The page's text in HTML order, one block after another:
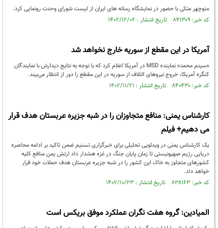
منوچهر متکی با حضور در نمایشگاه رسانه های ایران از لیست شورای وحدت رونمایی کرد.
کد خبر: ۸۴۱۳۰۹ تاریخ انتشار : ۱۴۰۲/۱۲/۰۲
آمریکا در این مقطع از سوریه خارج نخواهد شد
«سینم محمد» نماینده MSD در آمریکا اعلام کرد که با توجه به نتایج دیدارش با نمایندگان
کنگره آمریکا، خروج نیروهای ائتلاف از سوریه در این مقطع را دور از انتظار می‌بیند.
کد خبر: ۸۴۰۴۳۰ تاریخ انتشار : ۱۴۰۲/۱۱/۲۱
کارشناس یمنی: منافع متجاوزان را در شبه جزیره عربستان هدف قرار
می دهیم+ فیلم
یک کارشناس یمنی در ویدئویی تحلیلی برای خبرگزاری تسنیم ضمن تاکید بر ادامه محاصره
دریایی رژیم صهیونیستی تا زمان پایان جنگ در غزه هشدار داد ارتش یمن منافع کلیه
کشورهای متجاوز به خاک این کشور را در شبه جزیره عربستان هدف حملات خود قرار
خواهد داد.
کد خبر: ۸۳۸۱۶۳ تاریخ انتشار : ۱۴۰۲/۱۰/۲۳
المیادین: گروه هفت نگران عملکرد موفق بریکس است